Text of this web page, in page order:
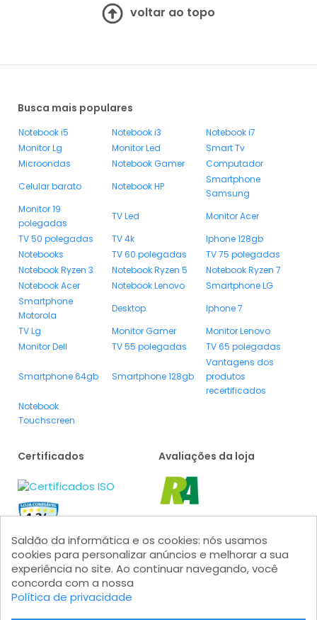
voltar ao topo
Busca mais populares
Notebook i5 Notebook i3
Notebook i7
Monitor Lg
Monitor Led
Smart Tv
Microondas
Notebook Gamer
Computador
Celular barato
Notebook HP
Smartphone
Samsung
Monitor 19
polegadas
TV Led
Monitor Acer
TV 50 polegadas
TV 4k
Iphone 128gb
Notebooks
TV 60 polegadas
TV 75 polegadas
Notebook Ryzen 3
Notebook Ryzen 5
Notebook Ryzen 7
Notebook Acer
Notebook Lenovo
Smartphone LG
Smartphone
Motorola
Desktop
Iphone 7
TV Lg
Monitor Gamer
Monitor Lenovo
Monitor Dell
TV 55 polegadas TV 65 polegadas
Smartphone 64gb Smartphone 128gb
Vantagens dos
produtos
recertificados
Notebook
Touchscreen
Certificados Avaliações da loja
Saldão da informática e os cookies: nós usamos
cookies para personalizar anúncios e melhorar a sua
experiência no site. Ao continuar navegando, você
concorda com a nossa
Política de privacidade